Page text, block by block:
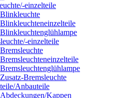
einzelteile
Blinkleuchte
Blinkleuchteneinzelteile
Blinkleuchtenglühlampe
einzelteile
Bremsleuchte
Bremsleuchteneinzelteile
Bremsleuchtenglühlampe
Zusatz-Bremsleuchte
Anbauteile
Abdeckungen/Kappen